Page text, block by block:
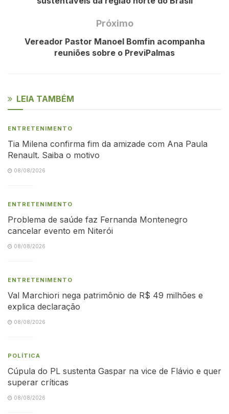
Próximo
Vereador Pastor Manoel Bomfin acompanha
reuniões sobre o PreviPalmas
LEIA TAMBÉM
ENTRETENIMENTO
Tia Milena confirma fim da amizade com Ana Paula
Renault. Saiba o motivo
08/08/2026
ENTRETENIMENTO
Problema de saúde faz Fernanda Montenegro
cancelar evento em Niterói
08/08/2026
ENTRETENIMENTO
Val Marchiori nega patrimônio de R$ 49 milhões e
explica declaração
08/08/2026
POLÍTICA
Cúpula do PL sustenta Gaspar na vice de Flávio e quer
superar críticas
08/08/2026